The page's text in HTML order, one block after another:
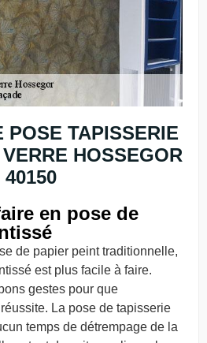
POSE TAPISSERIE
HOSSEGOR
40150
en pose de
de papier peint traditionnelle,
est plus facile à faire.
gestes pour que
réussite. La pose de tapisserie
temps de détrempage de la